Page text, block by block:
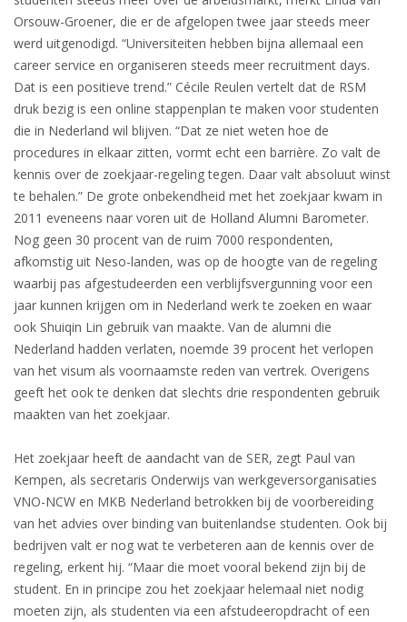
Orsouw-Groener, die er de afgelopen twee jaar steeds meer
werd uitgenodigd. “Universiteiten hebben bijna allemaal een
career service en organiseren steeds meer recruitment days.
Dat is een positieve trend.” Cécile Reulen vertelt dat de RSM
druk bezig is een online stappenplan te maken voor studenten
die in Nederland wil blijven. “Dat ze niet weten hoe de
procedures in elkaar zitten, vormt echt een barrière. Zo valt de
kennis over de zoekjaar-regeling tegen. Daar valt absoluut winst
te behalen.” De grote onbekendheid met het zoekjaar kwam in
2011 eveneens naar voren uit de Holland Alumni Barometer.
Nog geen 30 procent van de ruim 7000 respondenten,
afkomstig uit Neso-landen, was op de hoogte van de regeling
waarbij pas afgestudeerden een verblijfsvergunning voor een
jaar kunnen krijgen om in Nederland werk te zoeken en waar
ook Shuiqin Lin gebruik van maakte. Van de alumni die
Nederland hadden verlaten, noemde 39 procent het verlopen
van het visum als voornaamste reden van vertrek. Overigens
geeft het ook te denken dat slechts drie respondenten gebruik
maakten van het zoekjaar.
Het zoekjaar heeft de aandacht van de SER, zegt Paul van
Kempen, als secretaris Onderwijs van werkgeversorganisaties
VNO-NCW en MKB Nederland betrokken bij de voorbereiding
van het advies over binding van buitenlandse studenten. Ook bij
bedrijven valt er nog wat te verbeteren aan de kennis over de
regeling, erkent hij. “Maar die moet vooral bekend zijn bij de
student. En in principe zou het zoekjaar helemaal niet nodig
moeten zijn, als studenten via een afstudeeropdracht of een